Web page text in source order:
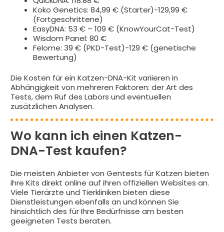
Koko Genetics: 84,99 € (Starter)-129,99 €
(Fortgeschrittene)
EasyDNA: 53 € – 109 € (KnowYourCat-Test)
Wisdom Panel: 80 €
Felome: 39 € (PKD-Test)-129 € (genetische
Bewertung)
Die Kosten für ein Katzen-DNA-Kit variieren in
Abhängigkeit von mehreren Faktoren: der Art des
Tests, dem Ruf des Labors und eventuellen
zusätzlichen Analysen.
Wo kann ich einen Katzen-
DNA-Test kaufen?
Die meisten Anbieter von Gentests für Katzen bieten
ihre Kits direkt online auf ihren offiziellen Websites an.
Viele Tierärzte und Tierkliniken bieten diese
Dienstleistungen ebenfalls an und können Sie
hinsichtlich des für Ihre Bedürfnisse am besten
geeigneten Tests beraten.